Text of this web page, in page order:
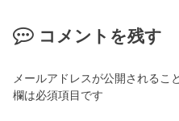
コメントを残す
メールアドレスが公開されるこ
欄は必須項目です